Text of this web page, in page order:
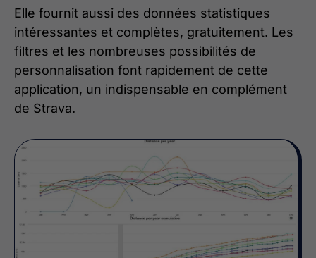
Elle fournit aussi des données statistiques
intéressantes et complètes, gratuitement. Les
filtres et les nombreuses possibilités de
personnalisation font rapidement de cette
application, un indispensable en complément
de Strava.